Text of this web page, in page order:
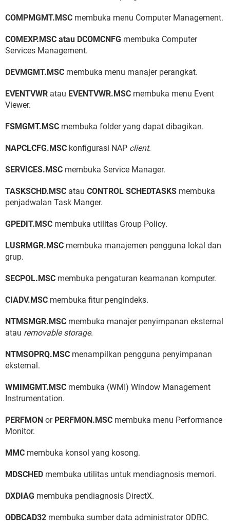
COMPMGMT.MSC membuka menu Computer Management.
COMEXP.MSC atau DCOMCNFG membuka Computer
Services Management.
DEVMGMT.MSC membuka menu manajer perangkat.
EVENTVWR atau EVENTVWR.MSC membuka menu Event
Viewer.
FSMGMT.MSC membuka folder yang dapat dibagikan.
NAPCLCFG.MSC konfigurasi NAP client.
SERVICES.MSC membuka Service Manager.
TASKSCHD.MSC atau CONTROL SCHEDTASKS membuka
penjadwalan Task Manger.
GPEDIT.MSC membuka utilitas Group Policy.
LUSRMGR.MSC membuka manajemen pengguna lokal dan
grup.
SECPOL.MSC membuka pengaturan keamanan komputer.
CIADV.MSC membuka fitur pengindeks.
NTMSMGR.MSC membuka manajer penyimpanan eksternal
atau removable storage.
NTMSOPRQ.MSC menampilkan pengguna penyimpanan
eksternal.
WMIMGMT.MSC membuka (WMI) Window Management
Instrumentation.
PERFMON or PERFMON.MSC membuka menu Performance
Monitor.
MMC membuka konsol yang kosong.
MDSCHED membuka utilitas untuk mendiagnosis memori.
DXDIAG membuka pendiagnosis DirectX.
ODBCAD32 membuka sumber data administrator ODBC.